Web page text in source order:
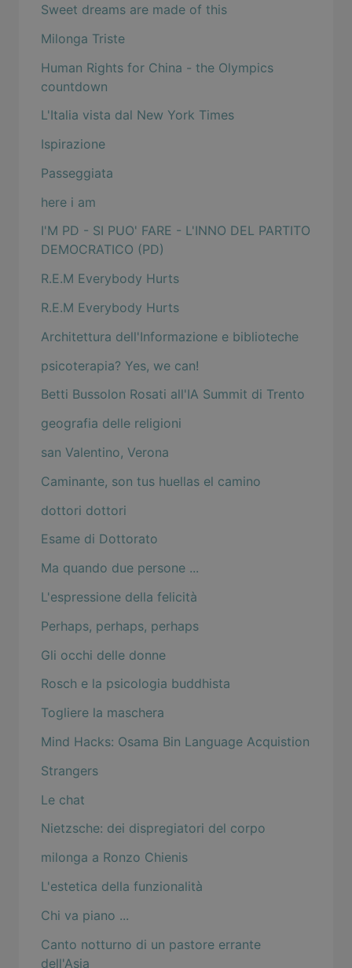
Sweet dreams are made of this
Milonga Triste
Human Rights for China - the Olympics
countdown
L'Italia vista dal New York Times
Ispirazione
Passeggiata
here i am
I'M PD - SI PUO' FARE - L'INNO DEL PARTITO
DEMOCRATICO (PD)
R.E.M Everybody Hurts
R.E.M Everybody Hurts
Architettura dell'Informazione e biblioteche
psicoterapia? Yes, we can!
Betti Bussolon Rosati all'IA Summit di Trento
geografia delle religioni
san Valentino, Verona
Caminante, son tus huellas el camino
dottori dottori
Esame di Dottorato
Ma quando due persone ...
L'espressione della felicità
Perhaps, perhaps, perhaps
Gli occhi delle donne
Rosch e la psicologia buddhista
Togliere la maschera
Mind Hacks: Osama Bin Language Acquistion
Strangers
Le chat
Nietzsche: dei dispregiatori del corpo
milonga a Ronzo Chienis
L'estetica della funzionalità
Chi va piano ...
Canto notturno di un pastore errante
dell'Asia